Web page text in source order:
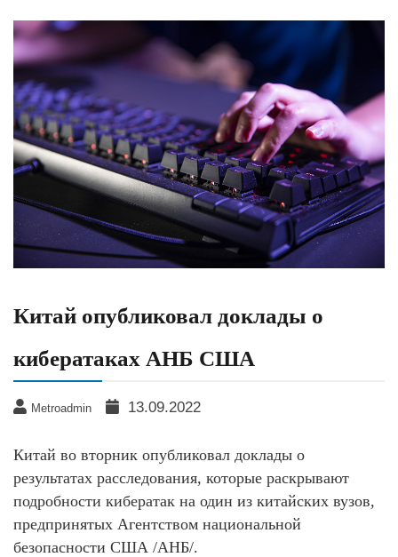
​Китай опубликовал доклады о
кибератаках АНБ США
Metroadmin 13.09.2022
Китай во вторник опубликовал доклады о
результатах расследования, которые раскрывают
подробности кибератак на один из китайских вузов,
предпринятых Агентством национальной
безопасности США /АНБ/.